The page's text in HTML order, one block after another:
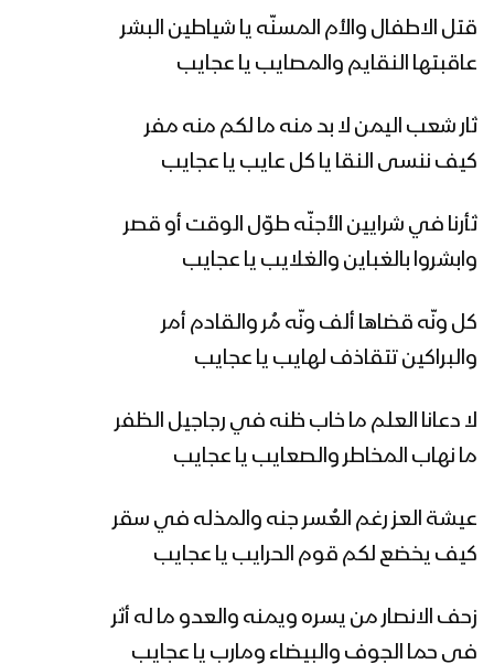
مونتاج نشيد الخديعة | فرقة أنصار الله –
1443هـ
مونتاج نشيد يا منصور أمت | فرقة أنصار الله
أنشودة إن في الجنة نهراً من عسل | فرقة
أنصار الله – 1443هـ
1443 هـ
مونتاج زامل نرفع تعازينا | فرقة انصار الله –
قتل الاطفال والأم المسنّه يا شياطين البشر
عاقبتها النقايم والمصايب يا عجايب
ثار شعب اليمن لا بد منه ما لكم منه مفر
كيف ننسى النقا يا كل عايب يا عجايب
ثأرنا في شرايين الأجنّه طوّل الوقت أو قصر
وابشروا بالغباين والغلايب يا عجايب
كل ونّه قضاها ألف ونّه مُر والقادم أمر
والبراكين تتقاذف لهايب يا عجايب
لا دعانا العلم ما خاب ظنه في رجاجيل الظفر
ما نهاب المخاطر والصعايب يا عجايب
عيشة العز رغم العُسر جنه والمذله في سقر
كيف يخضع لكم قوم الحرايب يا عجايب
زحف الانصار من يسره ويمنه والعدو ما له أثر
في حما الجوف والبيضاء ومارب يا عجايب